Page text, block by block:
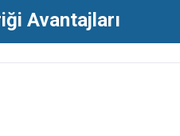
Avantajları
ürün açıklamalarında ve diğer